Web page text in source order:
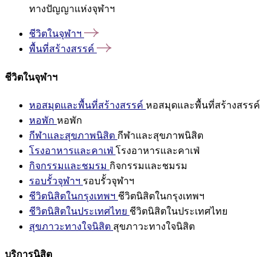
ทางปัญญาแห่งจุฬาฯ
ชีวิตในจุฬาฯ
พื้นที่สร้างสรรค์
ชีวิตในจุฬาฯ
หอสมุดและพื้นที่สร้างสรรค์ หอสมุดและพื้นที่สร้างสรรค์
หอพัก หอพัก
กีฬาและสุขภาพนิสิต กีฬาและสุขภาพนิสิต
โรงอาหารและคาเฟ่ โรงอาหารและคาเฟ่
กิจกรรมและชมรม กิจกรรมและชมรม
รอบรั้วจุฬาฯ รอบรั้วจุฬาฯ
ชีวิตนิสิตในกรุงเทพฯ ชีวิตนิสิตในกรุงเทพฯ
ชีวิตนิสิตในประเทศไทย ชีวิตนิสิตในประเทศไทย
สุขภาวะทางใจนิสิต สุขภาวะทางใจนิสิต
บริการนิสิต